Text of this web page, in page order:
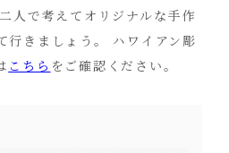
人で考えてオリジナルな手作
行きましょう。 ハワイアン彫
こちら をご確認ください。